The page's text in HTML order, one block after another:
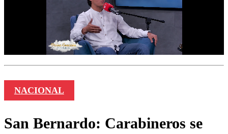
NACIONAL
San Bernardo: Carabineros se